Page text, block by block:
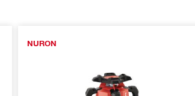
NURON